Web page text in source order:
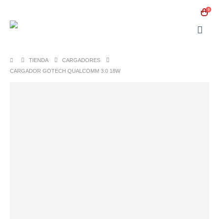
0
TIENDA
CARGADORES
CARGADOR GOTECH QUALCOMM 3.0 18W